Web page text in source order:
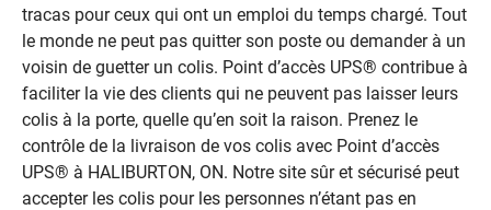
tracas pour ceux qui ont un emploi du temps chargé. Tout
le monde ne peut pas quitter son poste ou demander à un
voisin de guetter un colis. Point d’accès UPS® contribue à
faciliter la vie des clients qui ne peuvent pas laisser leurs
colis à la porte, quelle qu’en soit la raison. Prenez le
contrôle de la livraison de vos colis avec Point d’accès
UPS® à HALIBURTON, ON. Notre site sûr et sécurisé peut
accepter les colis pour les personnes n’étant pas en